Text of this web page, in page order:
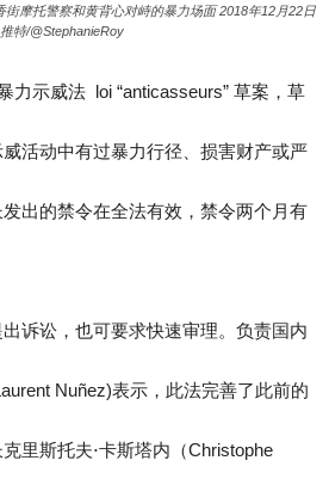
摩托警察和黄背心对峙的暴力场面 2018年12月22日
推特/@StephanieRoy
力示威法 loi “anticasseurs” 草案，草
活动中有过暴力行径、损害财产或严
出的禁令在全法有效，禁令两个月有
诉讼，也可要求快速审理。负责国内
Nuñez)表示，此法完善了此前的
里斯托夫⋅卡斯塔内（Christophe